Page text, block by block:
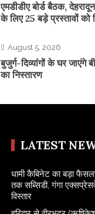
एमडीडीए बोर्ड बैठक,
के लिए 25 बड़े प्रस्तावों को
August 5, 2026
बुजुर्ग-दिव्यांगों के घर जाएंगे
का निस्तारण
LATEST
​धामी कैबिनेट का बड़ा
तक सब्सिडी, गंगा एक्सप्रेसवे
विस्तार